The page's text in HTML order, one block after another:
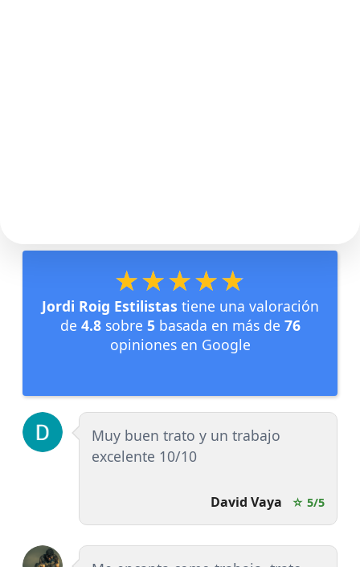
★★★★★
★★★★★
Jordi Roig Estilistas tiene una valoración
de 4.8sobre 5basada en más de 76
opiniones en Google
Muy buen trato y un trabajo
excelente 10/10
David Vaya ☆ 5/5